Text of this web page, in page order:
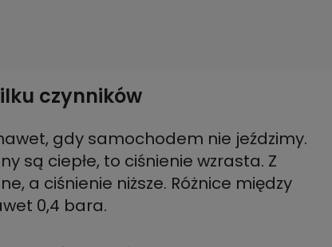
czynników
gdy samochodem nie jeździmy.
są ciepłe, to ciśnienie wzrasta. Z
a ciśnienie niższe. Różnice między
0,4 bara.